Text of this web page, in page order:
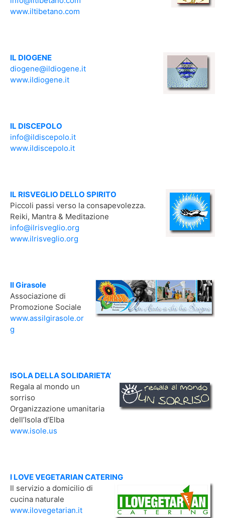
www.iltibetano.com
IL DIOGENE
diogene@ildiogene.it
www.ildiogene.it
IL DISCEPOLO
info@ildiscepolo.it
www.ildiscepolo.it
IL RISVEGLIO DELLO SPIRITO
Piccoli passi verso la consapevolezza.
Reiki, Mantra & Meditazione
info@ilrisveglio.org
www.ilrisveglio.org
Il Girasole
Associazione di
Promozione Sociale
www.assilgirasole.or
g
ISOLA DELLA SOLIDARIETA’
Regala al mondo un
sorriso
Organizzazione umanitaria
dell’Isola d’Elba
www.isole.us
I LOVE VEGETARIAN CATERING
Il servizio a domicilio di
cucina naturale
www.ilovegetarian.it